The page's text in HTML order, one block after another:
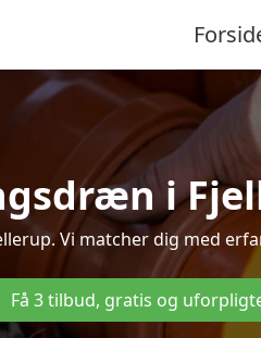
i
Vi matcher dig med
Få 3 tilbud, gratis og